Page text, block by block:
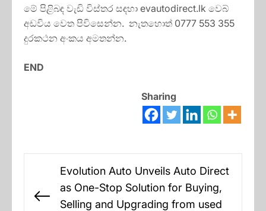
මේ පිළිබඳ වැඩි විස්තර සඳහා evautodirect.lk වෙබ්
අඩවිය වෙත පිවිසෙන්න. නැතහොත් 0777 553 355
දුරකථන අංකය අමතන්න.
END
Sharing
navigation
Previous
Evolution Auto Unveils Auto Direct
as One-Stop Solution for Buying,
Selling and Upgrading from used